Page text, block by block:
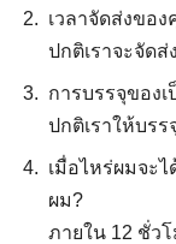
เวลาจัดส่งขอ
ปกติเราจะจัดส่
การบรรจุของเ
ปกติเราให้บร
เมื่อไหร่ผมจะ
ผม?
ภายใน 12 ชั่วโ